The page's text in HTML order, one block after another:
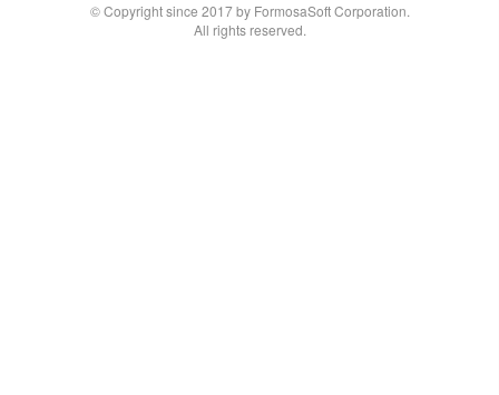
© Copyright since 2017 by FormosaSoft Corporation.
All rights reserved.